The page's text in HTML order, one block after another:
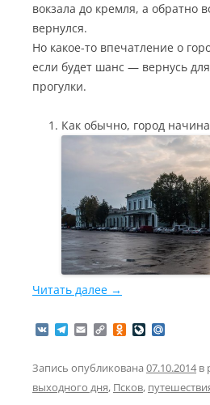
вокзала до кремля, а обратно
вернулся.
Но какое-то впечатление о
если будет шанс — вернусь
прогулки.
Как обычно, город
Читать далее →
V
K
T
e
e
g
r
E
m
i
C
o
y
L
i
O
d
o
k
l
e
o
l
.
R
Запись опубликована 07.10.2014в
выходного дня, Псков,